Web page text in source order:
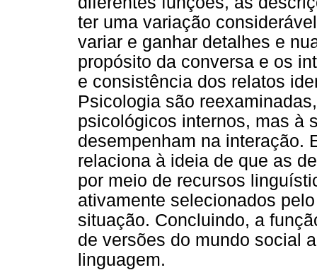
ter uma variação
variar e ganhar detalhes e
propósito da conversa e os
e consistência dos relatos
Psicologia são
psicológicos internos, mas à
desempenham na interação.
relaciona à ideia de que as
por meio de recursos
ativamente selecionados
situação. Concluindo, a
de versões do mundo social
linguagem.